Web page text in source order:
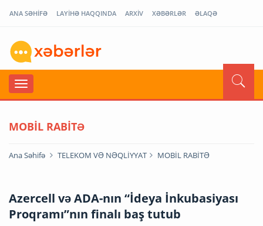
ANA SƏHİFƏ LAYİHƏ HAQQINDA ARXİV XƏBƏRLƏR ƏLAQƏ
MOBİL RABİTƏ
Ana Səhifə TELEKOM VƏ NƏQLİYYAT MOBİL RABİTƏ
Azercell və ADA-nın “İdeya İnkubasiyası
Proqramı”nın finalı baş tutub